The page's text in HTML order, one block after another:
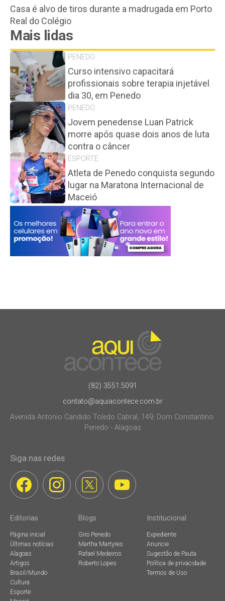
Casa é alvo de tiros durante a madrugada em Porto
Real do Colégio
Mais lidas
PENEDO
Curso intensivo capacitará
profissionais sobre terapia injetável
dia 30, em Penedo
PENEDO
Jovem penedense Luan Patrick
morre após quase dois anos de luta
contra o câncer
ESPORTE
Atleta de Penedo conquista segundo
lugar na Maratona Internacional de
Maceió
(82) 3551.5091
contato@aquiacontece.com.br
Avenida Antonio Candido Toledo Cabral, 149, Dom Constantino.
Penedo - Alagoas
Siga nas redes
Editorias
Página inicial
Últimas notícias
Alagoas
Artigos
Brasil/Mundo
Cultura
Esporte
Blogs
Giro Penedo
Martha Martyres
Rafael Medeiros
Roberto Lopes
Institucional
Expediente
Anuncie
Sugestão de Pauta
Política de privacidade
Termos de Uso